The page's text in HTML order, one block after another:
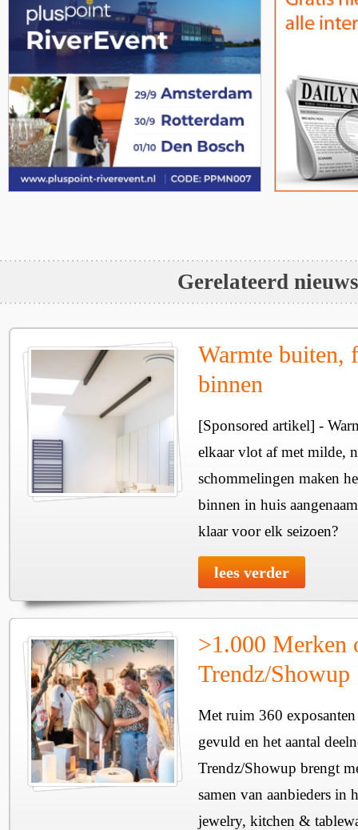
Gerelateerd nieuws
Warmte buiten,
binnen
[Sponsored artikel] -
elkaar vlot af met milde,
schommelingen maken
binnen in huis
klaar voor elk seizoen?
lees verder
>1.000 Merken
Trendz/Showup
Met ruim 360
gevuld en het aantal
Trendz/Showup brengt
samen van aanbieders in
jewelry, kitchen &